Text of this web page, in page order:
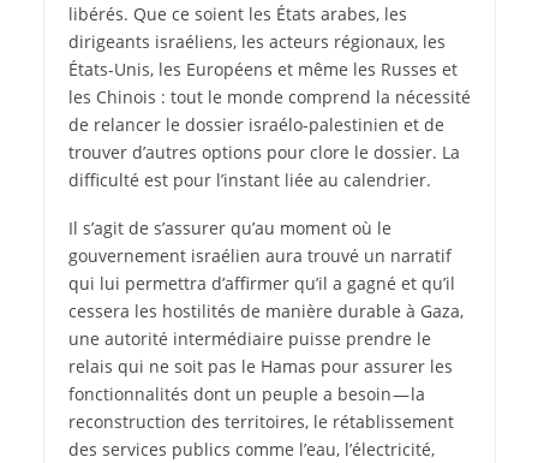
libérés. Que ce soient les États arabes, les
dirigeants israéliens, les acteurs régionaux, les
États-Unis, les Européens et même les Russes et
les Chinois : tout le monde comprend la nécessité
de relancer le dossier israélo-palestinien et de
trouver d’autres options pour clore le dossier. La
difficulté est pour l’instant liée au calendrier.
Il s’agit de s’assurer qu’au moment où le
gouvernement israélien aura trouvé un narratif
qui lui permettra d’affirmer qu’il a gagné et qu’il
cessera les hostilités de manière durable à Gaza,
une autorité intermédiaire puisse prendre le
relais qui ne soit pas le Hamas pour assurer les
fonctionnalités dont un peuple a besoin — la
reconstruction des territoires, le rétablissement
des services publics comme l’eau, l’électricité,